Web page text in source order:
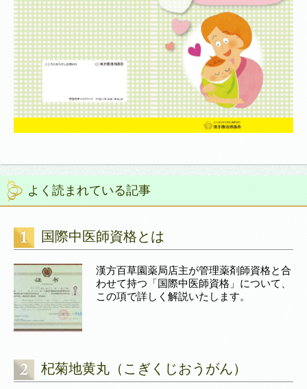
よく読まれている記事
国際中医師資格とは
漢方百草園薬局店主が管理薬剤師資格と合
わせて持つ「国際中医師資格」について、
この項で詳しく解説いたします。
杞菊地黄丸（こぎくじおうがん）